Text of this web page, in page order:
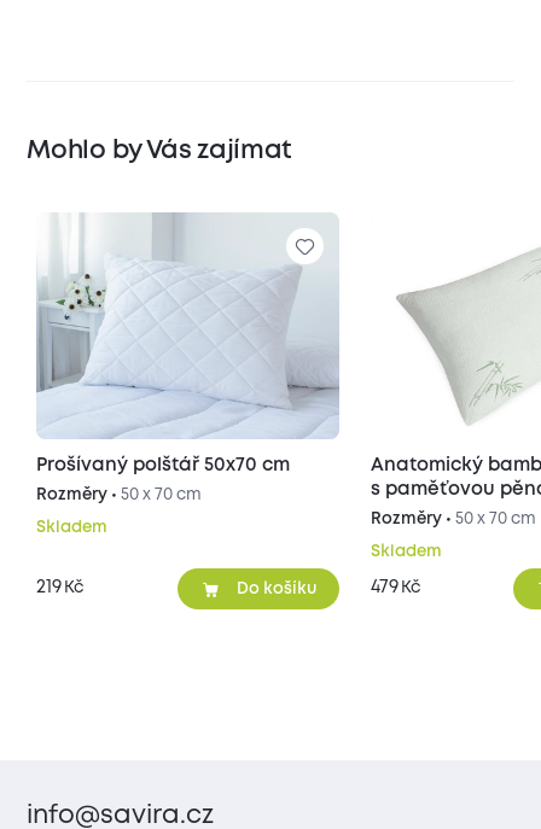
Mohlo by Vás zajímat
Prošívaný polštář 50x70 cm
Rozměry • 50 x 70 cm
Skladem
219 Kč Do košíku
Anatomický
s paměťovou
Rozměry •50 x 70 cm
Skladem
479 Kč
info@savira.cz